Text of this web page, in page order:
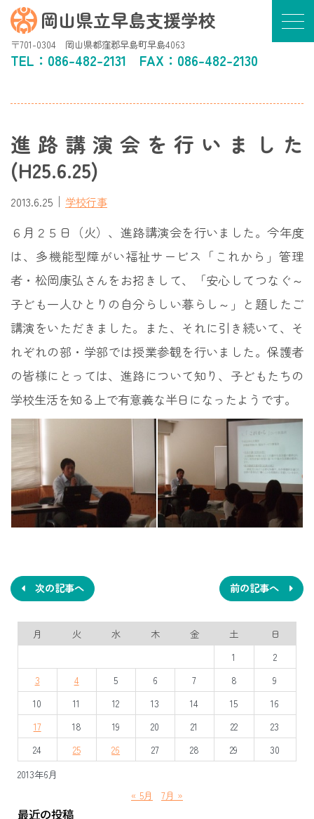
岡山県立早島支援学校
〒701-0304 岡山県都窪郡早島町早島4063
TEL： 086-482-2131 FAX：086-482-2130
進路講演会を行いました
(H25.6.25)
2013.6.25 ｜ 学校行事
６月２５日（火）、進路講演会を行いました。今年度
は、多機能型障がい福祉サービス「これから」管理
者・松岡康弘さんをお招きして、「安心してつなぐ～
子ども一人ひとりの自分らしい暮らし～」と題したご
講演をいただきました。また、それに引き続いて、そ
れぞれの部・学部では授業参観を行いました。保護者
の皆様にとっては、進路について知り、子どもたちの
学校生活を知る上で有意義な半日になったようです。
稿
ナ
ビ
ゲ
ー
シ
ョ
ン
前の記事へ
次の記事へ
2013年6月
月 火 水 木 金 土
日
1
2
3
4 5 6 7 8
9
10
11 12 13 14 15
16
17
18 19 20 21 22
23
24
25 26 27 28 29 30
« 5月 7月 »
最近の投稿